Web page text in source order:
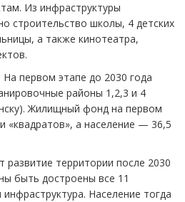
Из инфраструктуры
строительство школы, 4 детских
а также кинотеатра,
первом этапе до 2030 года
районы 1,2,3 и 4
Жилищный фонд на первом
«квадратов», а население — 36,5
развитие территории после 2030
быть достроены все 11
Население тогда